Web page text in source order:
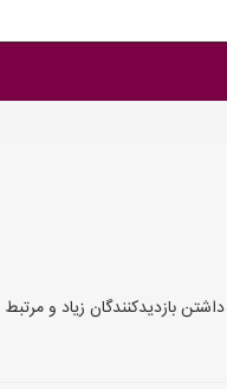
بازدیدکنندگان زیاد و